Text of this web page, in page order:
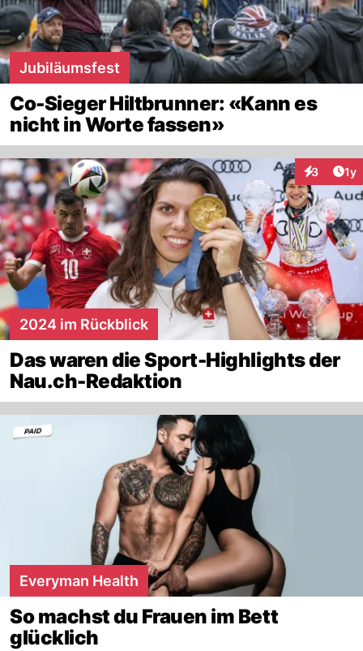
Jubiläumsfest
Co-Sieger Hiltbrunner: «Kann es
nicht in Worte fassen»
3 1y
2024 im Rückblick
Das waren die Sport-Highlights der
Nau.ch-Redaktion
Everyman Health
So machst du Frauen im Bett
glücklich